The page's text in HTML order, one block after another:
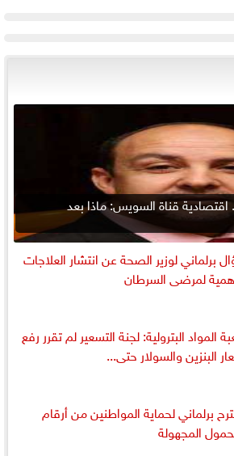
قناة السويس: ماذا بعد
برلماني لوزير الصحة عن انتشار العلاجات
لمرضى السرطان
المواد البترولية: لجنة التسعير لم تقرر رفع
البنزين والسولار حتى...
برلماني لحماية المواطنين من أرقام
المجهولة